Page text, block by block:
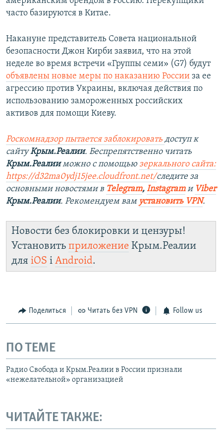
часто базируются в Китае.
Накануне представитель Совета национальной
безопасности Джон Кирби заявил, что на этой
неделе во время встречи «Группы семи» (G7) будут
объявлены новые меры по наказанию России за ее
агрессию против Украины, включая действия по
использованию замороженных российских
активов для помощи Киеву.
Роскомнадзор пытается заблокировать доступ к
сайтуКрым.Реалии. Беспрепятственно читать
Крым.Реалииможно с помощью зеркального сайта:
https://d32ma0ydj15jee.cloudfront.net/следите за
основными новостями в Telegram, Instagramи Viber
Крым.Реалии. Рекомендуем вам установить VPN.
Новости без блокировки и цензуры!
Установить приложение Крым.Реалии
для iOS і Android.
Поделиться Читать без VPN Follow us
ПО ТЕМЕ
Радио Свобода и Крым.Реалии в России признали
«нежелательной» организацией
ЧИТАЙТЕ ТАКЖЕ: